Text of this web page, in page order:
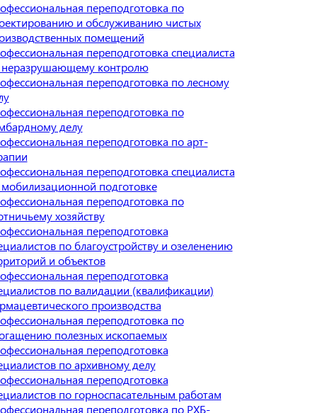
переподготовка по
и обслуживанию чистых
помещений
переподготовка специалиста
контролю
переподготовка по лесному
переподготовка по
делу
переподготовка по арт-
переподготовка специалиста
подготовке
переподготовка по
хозяйству
переподготовка
по благоустройству и озеленению
и объектов
переподготовка
по валидации (квалификации)
производства
переподготовка по
полезных ископаемых
переподготовка
по архивному делу
переподготовка
по горноспасательным работам
переподготовка по РХБ-